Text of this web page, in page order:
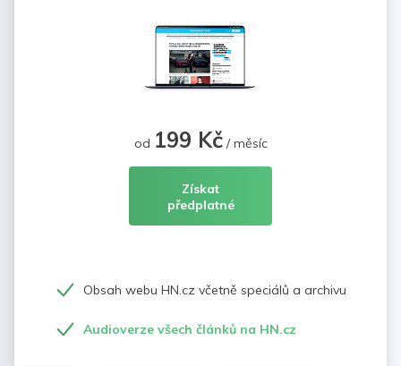
od 199 Kč/ měsíc
Získat
předplatné
Obsah webu HN.cz včetně speciálů a archivu
Audioverze všech článků na HN.cz